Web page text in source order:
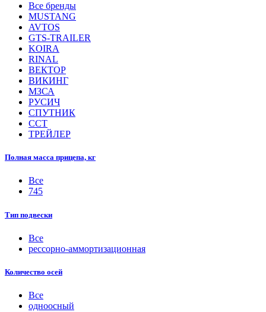
Все бренды
MUSTANG
AVTOS
GTS-TRAILER
KOIRA
RINAL
ВЕКТОР
ВИКИНГ
МЗСА
РУСИЧ
СПУТНИК
ССТ
ТРЕЙЛЕР
Полная масса прицепа, кг
Все
745
Тип подвески
Все
рессорно-аммортизационная
Количество осей
Все
одноосный